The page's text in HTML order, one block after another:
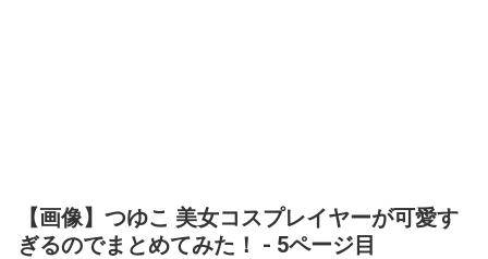
【画像】つゆこ 美女コスプレイヤーが可愛す
ぎるのでまとめてみた！ - 5ページ目